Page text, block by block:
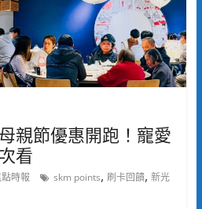
親節優惠開跑！寵愛
看
時報 skm points, 刷卡回饋, 新光